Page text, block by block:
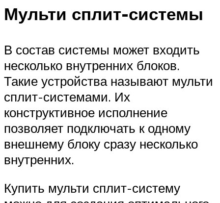
Мульти сплит-системы
В состав системы может входить
несколько внутренних блоков.
Такие устройства называют мульти
сплит-системами. Их
конструктивное исполнение
позволяет подключать к одному
внешнему блоку сразу несколько
внутренних.
Купить мульти сплит-систему